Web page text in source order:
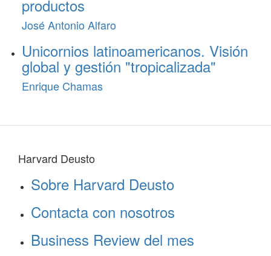
productos
José Antonio Alfaro
Unicornios latinoamericanos. Visión
global y gestión "tropicalizada"
Enrique Chamas
Harvard Deusto
Sobre Harvard Deusto
Contacta con nosotros
Business Review del mes